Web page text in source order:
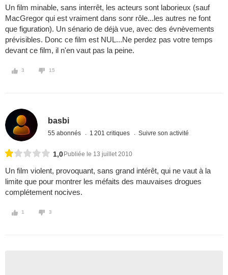
Un film minable, sans interrêt, les acteurs sont laborieux (sauf
MacGregor qui est vraiment dans sonr rôle...les autres ne font
que figuration). Un sénario de déjà vue, avec des évnèvements
prévisibles. Donc ce film est NUL...Ne perdez pas votre temps
devant ce film, il n'en vaut pas la peine.
3 15
basbi
55 abonnés 1 201 critiques Suivre son activité
1,0 Publiée le 13 juillet 2010
Un film violent, provoquant, sans grand intérêt, qui ne vaut à la
limite que pour montrer les méfaits des mauvaises drogues
complétement nocives.
1 3